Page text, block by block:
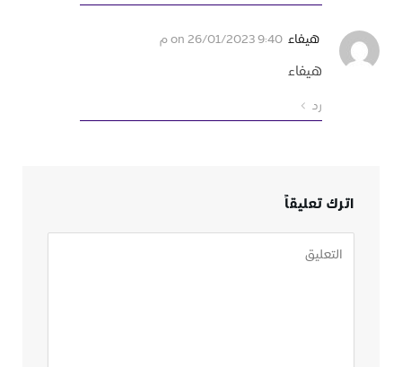
هيفاء 26/01/2023 9:40 م
هيفاء
رد
اترك تعليقاً